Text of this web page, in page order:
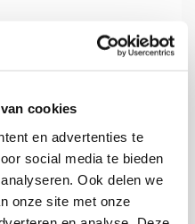
cookies
en advertenties te
social media te bieden
Ook delen we
onze site met onze
met kleine
problemen minder snel
worden mensen
resultaat dat de
betaald wordt en er